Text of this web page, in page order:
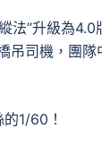
法”升級為4.0
吊司機，團隊
1/60！